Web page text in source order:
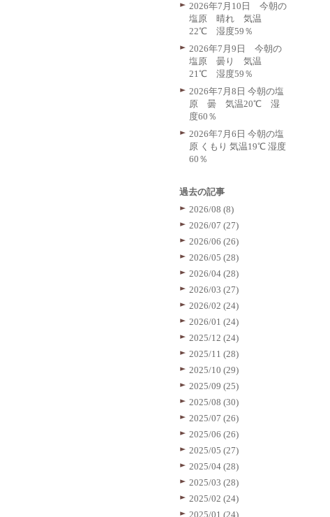
2026年7月10日 今朝の
塩原 晴れ 気温
22℃ 湿度59％
2026年7月9日 今朝の
塩原 曇り 気温
21℃ 湿度59％
2026年7月8日 今朝の塩
原 曇 気温20℃ 湿
度60％
2026年7月6日 今朝の塩
原 くもり 気温19℃ 湿度
60％
過去の記事
2026/08 (8)
2026/07 (27)
2026/06 (26)
2026/05 (28)
2026/04 (28)
2026/03 (27)
2026/02 (24)
2026/01 (24)
2025/12 (24)
2025/11 (28)
2025/10 (29)
2025/09 (25)
2025/08 (30)
2025/07 (26)
2025/06 (26)
2025/05 (27)
2025/04 (28)
2025/03 (28)
2025/02 (24)
2025/01 (24)